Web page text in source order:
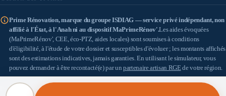
Prime Rénovation, marque du groupe ISDIAG — service privé indépendant, non
affilié à l'État, à l'Anah ni au dispositif MaPrimeRénov'.Les aides évoquées
(MaPrimeRénov', CEE, éco-PTZ, aides locales) sont soumises à conditions
d'éligibilité, à l'étude de votre dossier et susceptibles d'évoluer ; les montants affichés
sont des estimations indicatives, jamais garanties. En utilisant le simulateur, vous
pouvez demander à être recontacté(e) par un partenaire artisan RGEde votre région.
IS DIAG
(SASU au capital de 100 €) — SIRET 898 933 353 00010 — Siège : 18 allée